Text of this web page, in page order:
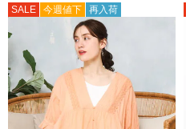
SALE 今週値下 再入荷